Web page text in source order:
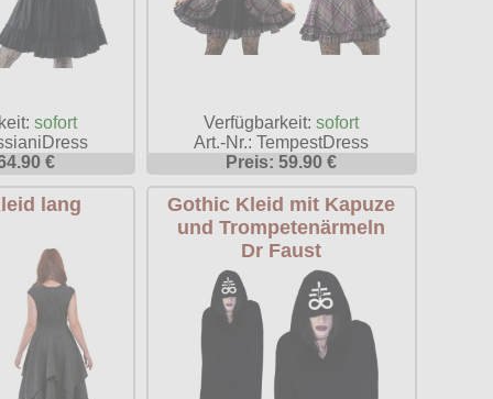
sofort
€
Verfügbarkeit:sofort
Art.-Nr.: TempestDress
Preis: 59.90 €
lang
Gothic Kleid mit Kapuze
und Trompetenärmeln
Dr Faust